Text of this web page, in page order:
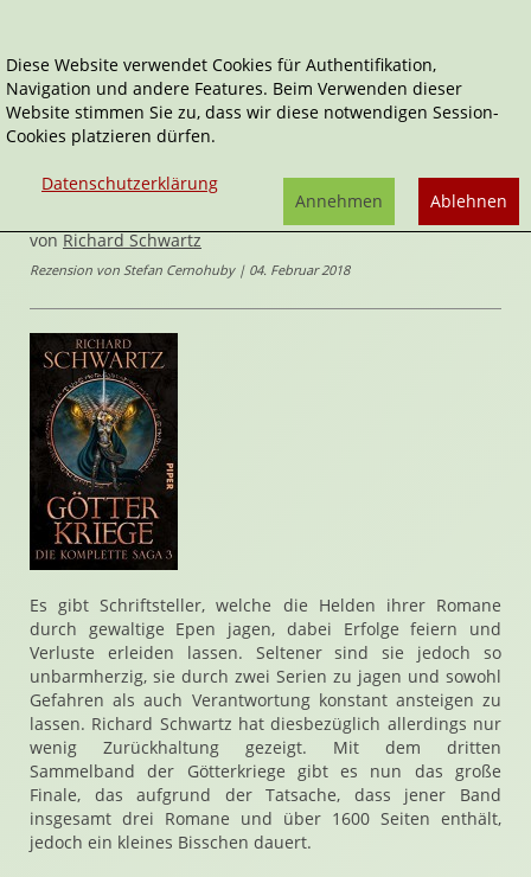
Home
Belletristik
Götterkriege - Die komplette Saga 3
Die Götterkriege
Götterkriege - Die komplette Saga 3
vonRichard Schwartz
Rezension von Stefan Cernohuby | 04. Februar 2018
Es gibt Schriftsteller, welche die Helden ihrer Romane
durch gewaltige Epen jagen, dabei Erfolge feiern und
Verluste erleiden lassen. Seltener sind sie jedoch so
unbarmherzig, sie durch zwei Serien zu jagen und sowohl
Gefahren als auch Verantwortung konstant ansteigen zu
lassen. Richard Schwartz hat diesbezüglich allerdings nur
wenig Zurückhaltung gezeigt. Mit dem dritten
Sammelband der Götterkriege gibt es nun das große
Finale, das aufgrund der Tatsache, dass jener Band
insgesamt drei Romane und über 1600 Seiten enthält,
jedoch ein kleines Bisschen dauert.
Diese Website verwendet Cookies für Authentifikation,
Navigation und andere Features. Beim Verwenden dieser
Website stimmen Sie zu, dass wir diese notwendigen Session-
Cookies platzieren dürfen.
Datenschutzerklärung
Ablehnen
Annehmen